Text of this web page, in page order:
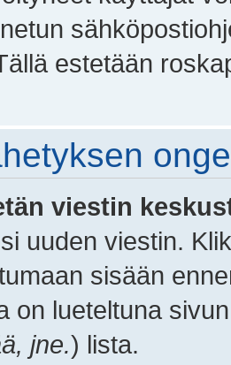
estetään
viestin
uuden viestin.
sisään
on lueteltuna
jne.) lista.